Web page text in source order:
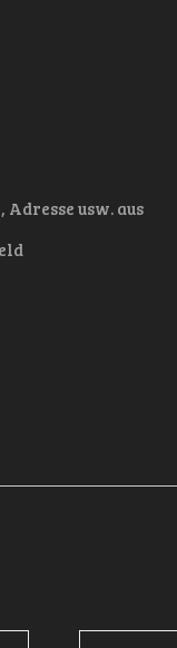
usw. aus